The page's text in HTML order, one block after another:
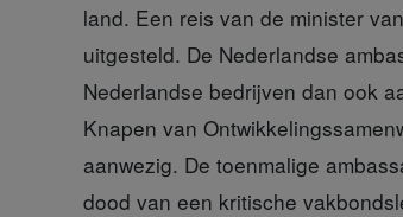
land. Een reis van de minister
uitgesteld. De Nederlandse
Nederlandse bedrijven dan ook
Knapen van
aanwezig. De toenmalige
dood van een kritische